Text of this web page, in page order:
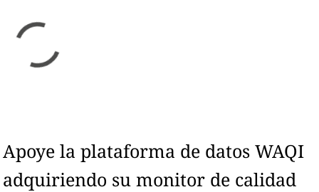
Apoye la plataforma de datos WAQI
adquiriendo su monitor de calidad